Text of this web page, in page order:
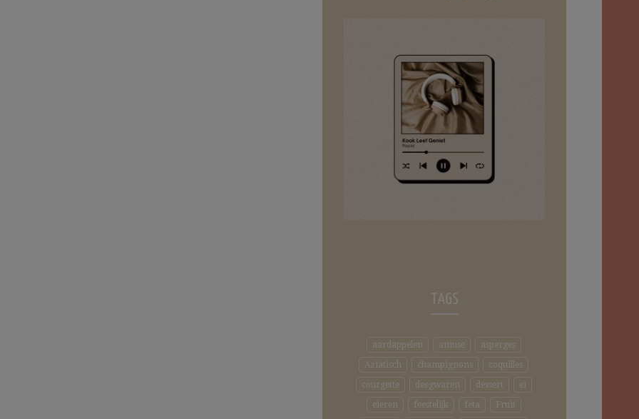
TAGS
aardappelen amuse
asperges
Aziatisch
champignons
coquilles
courgette
deegwaren dessert
ei
eieren
feestelijk feta
Fruit